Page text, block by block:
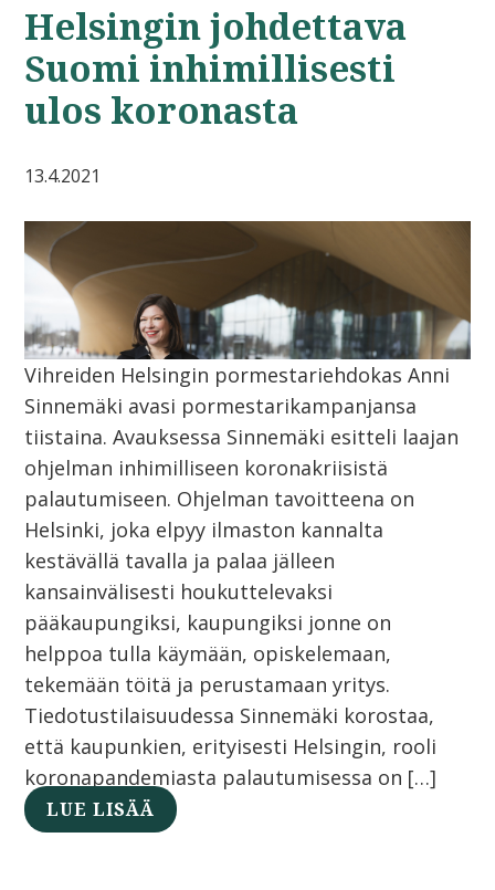
Helsingin johdettava
Suomi inhimillisesti
ulos koronasta
13.4.2021
Vihreiden Helsingin pormestariehdokas Anni
Sinnemäki avasi pormestarikampanjansa
tiistaina. Avauksessa Sinnemäki esitteli laajan
ohjelman inhimilliseen koronakriisistä
palautumiseen. Ohjelman tavoitteena on
Helsinki, joka elpyy ilmaston kannalta
kestävällä tavalla ja palaa jälleen
kansainvälisesti houkuttelevaksi
pääkaupungiksi, kaupungiksi jonne on
helppoa tulla käymään, opiskelemaan,
tekemään töitä ja perustamaan yritys.
Tiedotustilaisuudessa Sinnemäki korostaa,
että kaupunkien, erityisesti Helsingin, rooli
koronapandemiasta palautumisessa on […]
LUE LISÄÄ